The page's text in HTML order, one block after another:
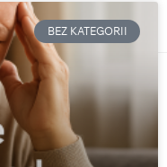
BEZ KATEGORII